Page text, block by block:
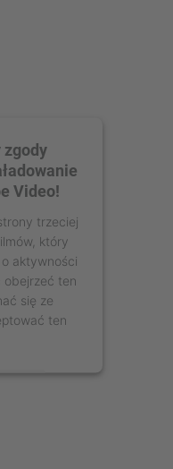
Video!
trzeciej
który
aktywności
obejrzeć ten
się ze
ten